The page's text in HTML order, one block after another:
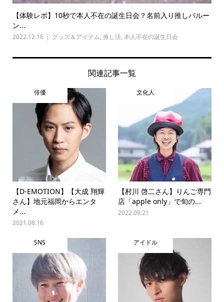
【体験レポ】10秒で本人不在の誕生日会？名前入り推しバルー
ン...
2022.12.16 グッズ＆アイテム, 推し活, 本人不在の誕生日会
関連記事一覧
俳優
【D-EMOTION】【大成 翔輝
さん】地元福岡からエンタ
メ...
2021.08.16
文化人
【村川 啓二さん】りんご専門
店「apple only」で旬の...
2022.09.21
SNS アイドル